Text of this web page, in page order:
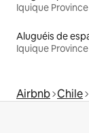
Iquique Province
Iquique Province
Airbnb Chile